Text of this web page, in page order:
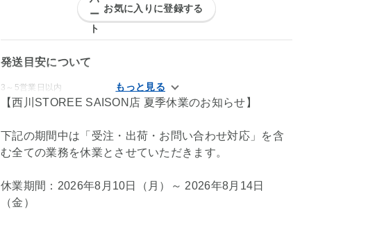
お気に入りに登録する
発送目安について
3～5営業日以内
【西川STOREE SAISON店 夏季休業のお知らせ】
下記の期間中は「受注・出荷・お問い合わせ対応」を含
む全ての業務を休業とさせていただきます。
休業期間：2026年8月10日（月）～ 2026年8月14日
（金）